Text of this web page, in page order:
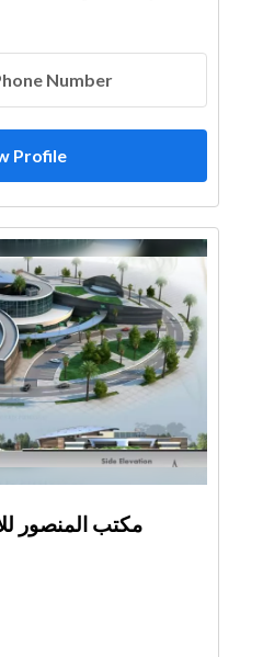
Number
Profile
مكتب المنصور